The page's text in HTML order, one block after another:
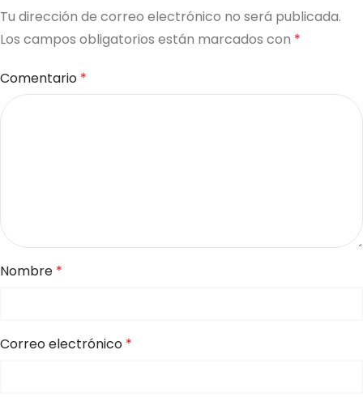
Tu dirección de correo electrónico no será publicada.
Los campos obligatorios están marcados con *
Comentario *
Nombre *
Correo electrónico *